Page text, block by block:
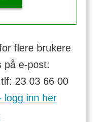
flere brukere
på e-post:
23 03 66 00
logg inn her